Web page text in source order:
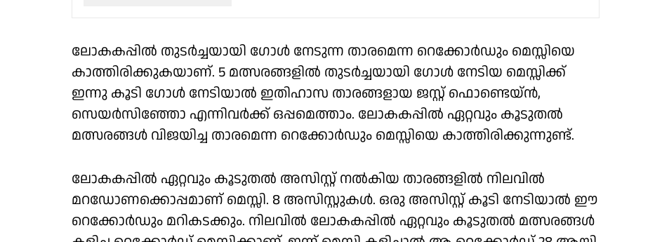
ലോകകപ്പിൽ തുടർച്ചയായി ഗോൾ നേടുന്ന താരമെന്ന റെക്കോർഡും മെസ്സിയെ
കാത്തിരിക്കുകയാണ്. 5 മത്സരങ്ങളിൽ തുടർച്ചയായി ഗോൾ നേടിയ മെസ്സിക്ക്
ഇന്നു കൂടി ഗോൾ നേടിയാൽ ഇതിഹാസ താരങ്ങളായ ജസ്റ്റ് ഫൊണ്ടെയ്ൻ,
സെയർസിഞ്ഞോ എന്നിവർക്ക് ഒപ്പമെത്താം. ലോകകപ്പിൽ ഏറ്റവും കൂടുതൽ
മത്സരങ്ങൾ വിജയിച്ച താരമെന്ന റെക്കോർഡും മെസ്സിയെ കാത്തിരിക്കുന്നുണ്ട്.
ലോകകപ്പിൽ ഏറ്റവും കൂടുതൽ അസിസ്റ്റ് നൽകിയ താരങ്ങളിൽ നിലവിൽ
മറഡോണക്കൊപ്പമാണ് മെസ്സി. 8 അസിസ്റ്റുകൾ. ഒരു അസിസ്റ്റ് കൂടി നേടിയാൽ ഈ
റെക്കോർഡും മറികടക്കും. നിലവിൽ ലോകകപ്പിൽ ഏറ്റവും കൂടുതൽ മത്സരങ്ങൾ